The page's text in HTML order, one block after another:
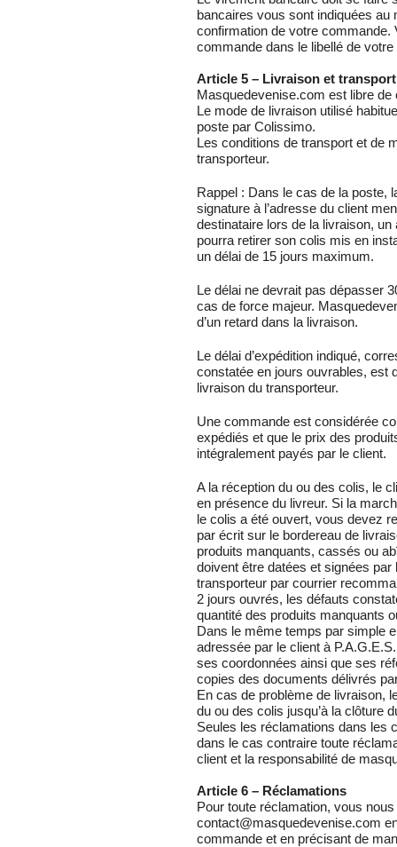
bancaires vous sont indiquées au
confirmation de votre commande.
commande dans le libellé de
Article 5 – Livraison et transport
Masquedevenise.com est libre
Le mode de livraison utilisé
poste par Colissimo.
Les conditions de transport et de
transporteur.
Rappel : Dans le cas de la poste,
signature à l’adresse du client
destinataire lors de la livraison,
pourra retirer son colis mis en
un délai de 15 jours maximum.
Le délai ne devrait pas dépasser
cas de force majeur.
d’un retard dans la livraison.
Le délai d’expédition indiqué,
constatée en jours ouvrables, est
livraison du transporteur.
Une commande est considérée
expédiés et que le prix des
intégralement payés par le client.
A la réception du ou des colis, le
en présence du livreur. Si la
le colis a été ouvert, vous devez
par écrit sur le bordereau de
produits manquants, cassés ou
doivent être datées et signées par
transporteur par courrier
2 jours ouvrés, les défauts
quantité des produits manquants
Dans le même temps par simple
adressée par le client à
ses coordonnées ainsi que ses
copies des documents délivrés
En cas de problème de livraison,
du ou des colis jusqu’à la clôture
Seules les réclamations dans les
dans le cas contraire toute
client et la responsabilité de
Article 6 – Réclamations
Pour toute réclamation, vous
contact@masquedevenise.com
commande et en précisant de